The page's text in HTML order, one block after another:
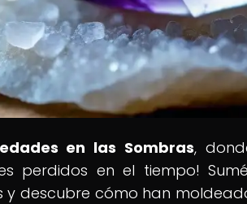
en las Sombras,
perdidos en el tiempo!
y descubre cómo han